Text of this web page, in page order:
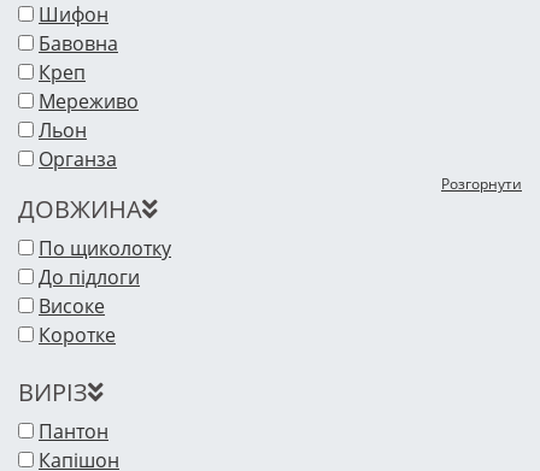
Шифон
Бавовна
Креп
Мереживо
Льон
Органза
Розгорнути
ДОВЖИНА
По щиколотку
До підлоги
Високе
Коротке
ВИРІЗ
Пантон
Капішон